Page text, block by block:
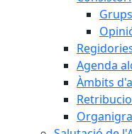
Agenda
Àmbits